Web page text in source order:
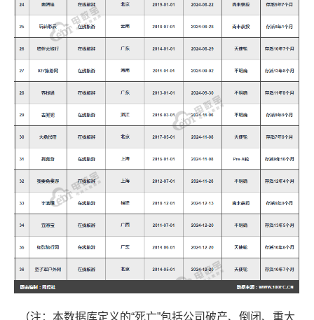
（注：本数据库定义的“死亡”包括公司破产、倒闭、重大